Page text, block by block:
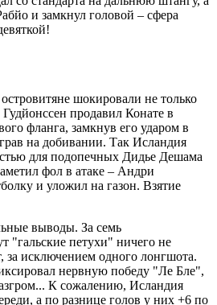
и замкнул головой – сфера
шокировали не только
продавил Конате в
фланга, замкнув его ударом в
на добивании. Так Исландия
для подопечных Дидье Дешама
фол в атаке – Андри
и уложил на газон. Взятие
выводы. За семь
"гальские петухи" ничего не
за исключением одного лонгшота.
нервную победу "Ле Бле",
К сожалению, Исландия
а по разнице голов у них +6 по